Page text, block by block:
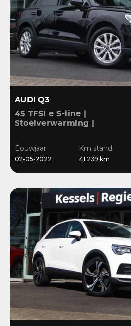
AUDI Q3
45 TFSI e S-line |
Stoelverwarming |
Bouwjaar
02-05-2022
Km stand
41.239 km